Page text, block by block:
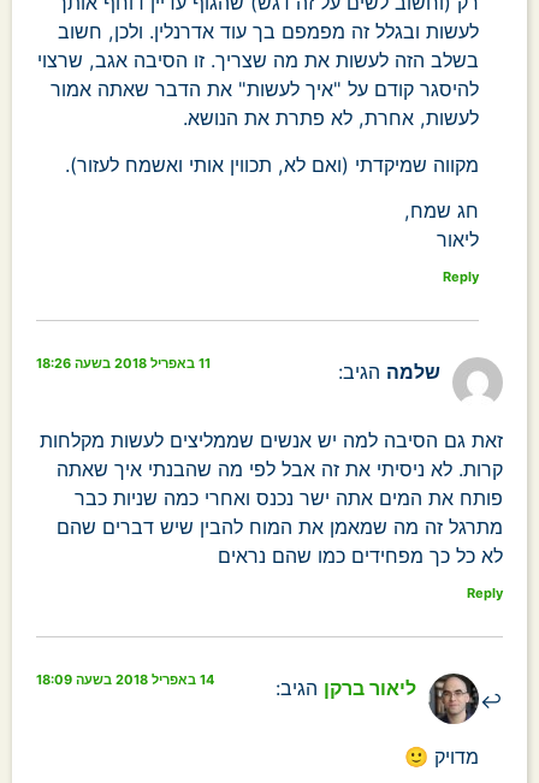
לעשות ובגלל זה מפמפם בך עוד אדרנלין. ולכן, חשוב
בשלב הזה לעשות את מה שצריך. זו הסיבה אגב, שרצוי
להיסגר קודם על "איך לעשות" את הדבר שאתה אמור
לעשות, אחרת, לא פתרת את הנושא.
מקווה שמיקדתי (ואם לא, תכווין אותי ואשמח לעזור).
חג שמח,
ליאור
Reply
שלמה הגיב: 11 באפריל 2018 בשעה 18:26
זאת גם הסיבה למה יש אנשים שממליצים לעשות מקלחות
קרות. לא ניסיתי את זה אבל לפי מה שהבנתי איך שאתה
פותח את המים אתה ישר נכנס ואחרי כמה שניות כבר
מתרגל זה מה שמאמן את המוח להבין שיש דברים שהם
לא כל כך מפחידים כמו שהם נראים
Reply
ליאור ברקן הגיב: 14 באפריל 2018 בשעה 18:09
מדויק 🙂